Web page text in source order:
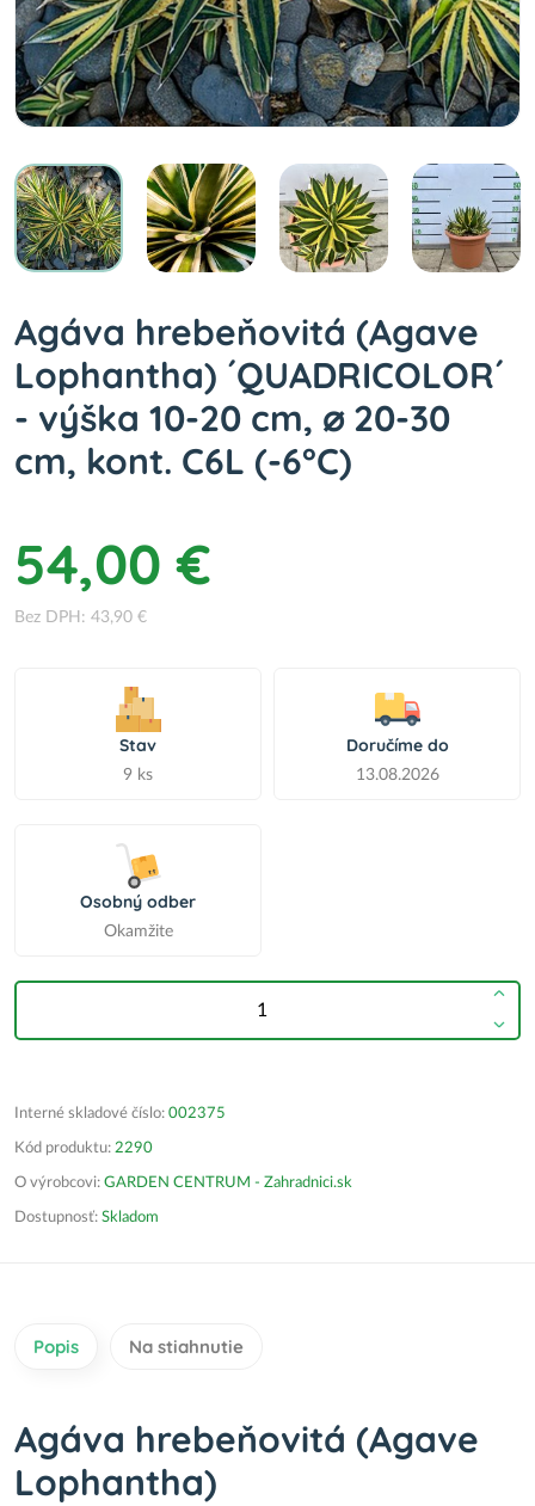
Agáva hrebeňovitá (Agave
Lophantha) ´QUADRICOLOR´
- výška 10-20 cm, ⌀ 20-30
cm, kont. C6L (-6°C)
54,00 €
Bez DPH: 43,90 €
Stav
9 ks
Doručíme do
13.08.2026
Osobný odber
Okamžite
Interné skladové číslo: 002375
Kód produktu: 2290
O výrobcovi: GARDEN CENTRUM - Zahradnici.sk
Dostupnosť: Skladom
Popis Na stiahnutie
Agáva hrebeňovitá (Agave
Lophantha)